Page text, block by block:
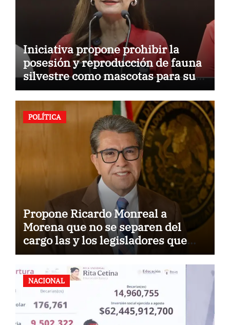
Iniciativa propone prohibir la
posesión y reproducción de fauna
silvestre como mascotas para su
comercialización
POLÍTICA
Propone Ricardo Monreal a
Morena que no se separen del
cargo las y los legisladores que
quieren reelegirse
NACIONAL